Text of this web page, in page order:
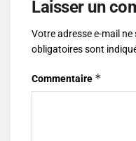
Laisser un
Votre adresse e-mail ne
obligatoires sont
Commentaire *